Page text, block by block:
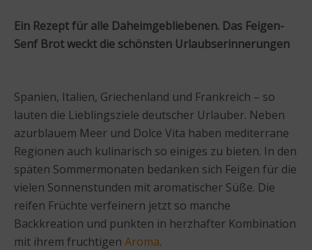
Ein Rezept für alle Daheimgebliebenen. Das Feigen-
Senf Brot weckt die schönsten Urlaubserinnerungen
Spanien, Italien, Griechenland und Frankreich – so
lauten die Lieblingsziele deutscher Urlauber. Neben
azurblauem Meer und Dolce Vita haben mediterrane
Regionen auch kulinarisch so einiges zu bieten. In den
späten Sommermonaten bedanken sich Feigen für die
vielen Sonnenstunden mit aromatischer Süße. Die
reifen Früchte verfeinern jetzt so manche
Backkreation und punkten in herzhafter Kombination
mit ihrem fruchtigen Aroma.